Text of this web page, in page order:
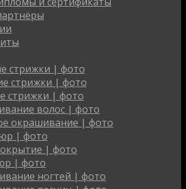
стрижки | фото
стрижки | фото
стрижки | фото
волос | фото
окрашивание | фото
| фото
| фото
| фото
ногтей | фото